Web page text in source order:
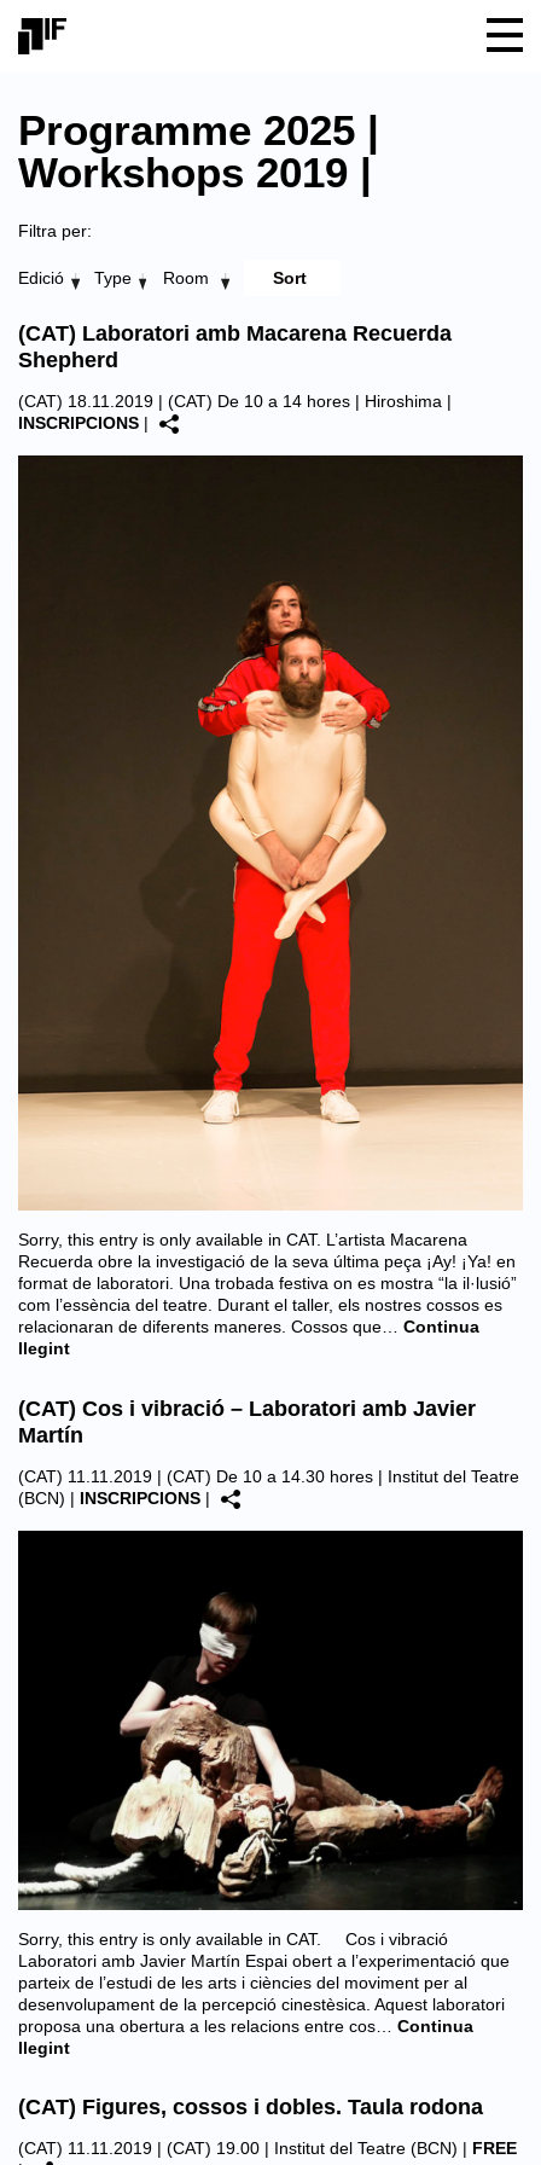
Programme 2025 |
Workshops 2019 |
Filtra per:
Edició Type Room
(CAT) Laboratori amb Macarena Recuerda
Shepherd
(CAT) 18.11.2019 | (CAT) De 10 a 14 hores | Hiroshima |
INSCRIPCIONS |
Sorry, this entry is only available in CAT. L’artista Macarena
Recuerda obre la investigació de la seva última peça ¡Ay! ¡Ya! en
format de laboratori. Una trobada festiva on es mostra “la il·lusió”
com l’essència del teatre. Durant el taller, els nostres cossos es
relacionaran de diferents maneres. Cossos que…
Continua
llegint
(CAT) Cos i vibració – Laboratori amb Javier
Martín
(CAT) 11.11.2019 | (CAT) De 10 a 14.30 hores | Institut del Teatre
(BCN) | INSCRIPCIONS |
Sorry, this entry is only available in CAT. Cos i vibració
Laboratori amb Javier Martín Espai obert a l’experimentació que
parteix de l’estudi de les arts i ciències del moviment per al
desenvolupament de la percepció cinestèsica. Aquest laboratori
proposa una obertura a les relacions entre cos…
Continua
llegint
(CAT) Figures, cossos i dobles. Taula rodona
(CAT) 11.11.2019 | (CAT) 19.00 | Institut del Teatre (BCN) | FREE